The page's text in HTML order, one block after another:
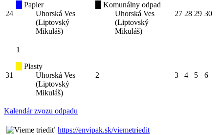
24
Papier
Uhorská Ves
(Liptovský
Mikuláš)
Komunálny odpad
Uhorská Ves
(Liptovský
Mikuláš)
27 28 29 30
31
1
Plasty
Uhorská Ves
(Liptovský
Mikuláš)
2 3 4 5 6
Kalendár zvozu odpadu
https://envipak.sk/viemetriedit